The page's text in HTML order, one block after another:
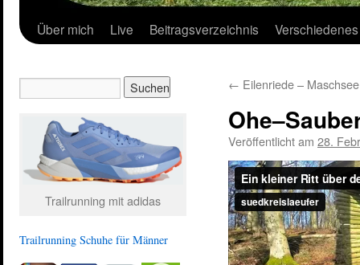
Über mich Live Beitragsverzeichnis Verschiedenes
← Eilenriede – Maschsee
Veröffentlicht am 28.
Trailrunning mit adidas
Trailrunning Schuhe für Männer